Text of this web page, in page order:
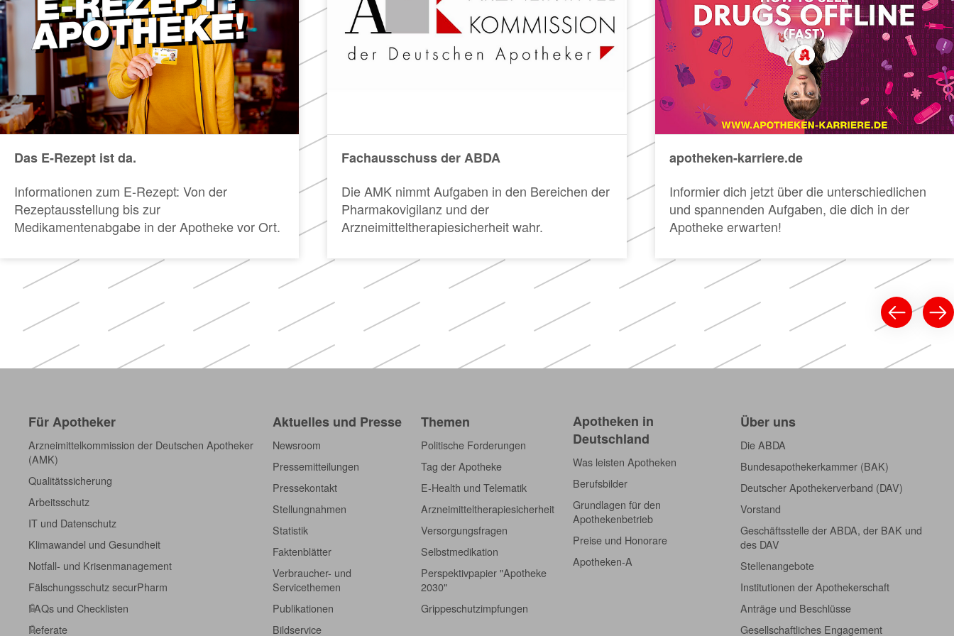
Apothekenverzeichnis
und Beitrittserklärung
zum Rahmenvertrag
a.
den
Rahmenvertrag
die
sowie
Vereinbarung.
der
Apotheke
„Cannabisgesetz“
und
zu
den
sog.
„Cannabisgesetzes“
Apotheken)
Das E-Rezept ist da.
Informationen zum E-Rezept: Von der
Rezeptausstellung bis zur
Medikamentenabgabe in der Apotheke vor Ort.
Fachausschuss der ABDA
Die AMK nimmt Aufgaben in den Bereichen der
Pharmakovigilanz und der
Arzneimitteltherapiesicherheit wahr.
apotheken-karriere.de
Informier dich jetzt über die unterschiedlichen
und spannenden Aufgaben, die dich in der
Apotheke erwarten!
Für Apotheker
Arzneimittelkommission der Deutschen Apotheker
(AMK)
Qualitätssicherung
Arbeitsschutz
IT und Datenschutz
Klimawandel und Gesundheit
Notfall- und Krisenmanagement
Fälschungsschutz securPharm
FAQs und Checklisten
Referate
Aktuelles und Presse
Newsroom
Pressemitteilungen
Pressekontakt
Stellungnahmen
Statistik
Faktenblätter
Verbraucher- und
Servicethemen
Publikationen
Bildservice
Themen
Politische Forderungen
Tag der Apotheke
E-Health und Telematik
Arzneimitteltherapiesicherheit
Versorgungsfragen
Selbstmedikation
Perspektivpapier "Apotheke
2030"
Grippeschutzimpfungen
Apotheken in
Deutschland
Was leisten Apotheken
Berufsbilder
Grundlagen für den
Apothekenbetrieb
Preise und Honorare
Apotheken-A
Über uns
Die ABDA
Bundesapothekerkammer (BAK)
Deutscher Apothekerverband (DAV)
Vorstand
Geschäftsstelle der ABDA, der BAK und
des DAV
Stellenangebote
Institutionen der Apothekerschaft
Anträge und Beschlüsse
Gesellschaftliches Engagement